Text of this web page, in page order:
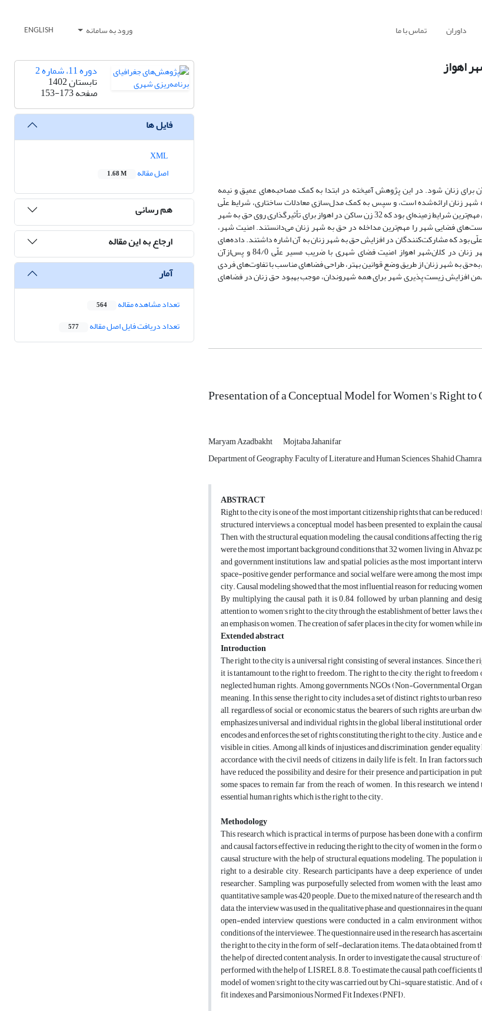
داوران تماس با ما ورود به سامانه ENGLISH
اهواز
زنان شود. در این پژوهش آمیخته در ابتدا به کمک مصاحبه‌های عمیق و نیمه
شهر زنان ارائه‌شده است، و سپس به کمک مدل‌سازی معادلات ساختاری، شرایط علّی
تأثیرگذار بر حق به شهر زنان موردبررسی قرار گرفت. خانواده، قومیت و شرایط جسمی و روحی مهم‌ترین شرایط زمینه‌ای بود که 32 زن ساکن در اهواز برای تأثیرگذاری روی حق به شهر
فضایی شهر را مهم‌ترین مداخله در حق به شهر زنان می‌دانستند. امنیت شهر،
بود که مشارکت‌کنندگان در افزایش حق به شهر زنان به آن اشاره داشتند. داده‌های
کمی و بررسی مدل علّی نشان داد که مهم‌ترین و تأثیرگذارترین علّت بر کاهش حق به شهر زنان در کلان‌شهر اهواز امنیت فضای شهری با ضریب مسیر علّی 84/0 و پس‌ازآن
حاکمیتی و اجرایی به‌حق به شهر زنان از طریق وضع قوانین بهتر، طراحی فضاهای مناسب با تفاوت‌های فردی
ضمن افزایش زیست پذیری شهر برای همه شهروندان، موجب بهبود حق زنان در فضاهای
Presentation of a Conceptual Model for Women's Right
Maryam Azadbakht
Mojtaba Jahanifar
Department of Geography, Faculty of Literature and Human Sciences, Shahid
ABSTRACT
Right to the city is one of the most important citizenship rights that can be
structured interviews, a conceptual model has been presented to explain the
Then, with the structural equation modeling, the causal conditions affecting the
were the most important background conditions that 32 women living in Ahvaz
and government institutions, law, and spatial policies as the most important
space-positive gender performance, and social welfare were among the most
city. Causal modeling showed that the most influential reason for reducing
By multiplying the causal path, it is 0.84, followed by urban planning and
attention to women's right to the city through the establishment of better laws,
an emphasis on women. The creation of safer places in the city for women
Extended abstract
Introduction
The right to the city is a universal right consisting of several instances. Since
it is tantamount to the right to freedom. The right to the city, the right to
neglected human rights. Among governments, NGOs (Non-Governmental
meaning. In this sense, the right to city includes a set of distinct rights to urban
all, regardless of social or economic status, the bearers of such rights are
emphasizes universal and individual rights in the global liberal institutional
encodes and enforces the set of rights constituting the right to the city. Justice
visible in cities. Among all kinds of injustices and discrimination, gender
accordance with the civil needs of citizens in daily life is felt. In Iran, factors
have reduced the possibility and desire for their presence and participation in
some spaces to remain far from the reach of women. In this research, we
essential human rights, which is the right to the city.
Methodology
This research, which is practical in terms of purpose, has been done with a
and causal factors effective in reducing the right to the city of women in the
causal structure with the help of structural equations modeling. The
right to a desirable city. Research participants have a deep experience of
researcher. Sampling was purposefully selected from women with the least
quantitative sample was 420 people. Due to the mixed nature of the research
data, the interview was used in the qualitative phase and questionnaires in the
open-ended interview questions were conducted in a calm environment
conditions of the interviewee. The questionnaire used in the research has
the right to the city in the form of self-declaration items. The data obtained
the help of directed content analysis. In order to investigate the causal
performed with the help of LISREL 8.8. To estimate the causal path
model of women’s right to the city was carried out by Chi-square statistic. And,
fit indexes and Parsimonious Normed Fit Indexes (PNFI).
دوره 11، شماره 2
تابستان 1402
صفحه153-173
فایل ها
اصل مقاله
1.68 M
هم رسانی
ارجاع به این مقاله
آمار
تعداد مشاهده مقاله 564
تعداد دریافت فایل اصل مقاله 577